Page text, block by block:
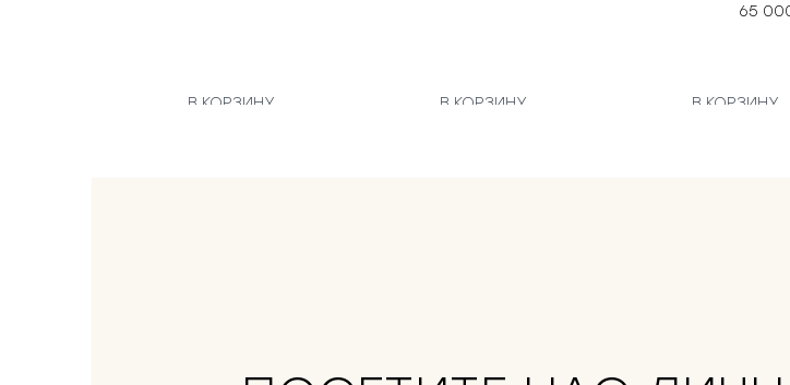
В КОРЗИНУ В КОРЗИНУ
65
В КОРЗИНУ